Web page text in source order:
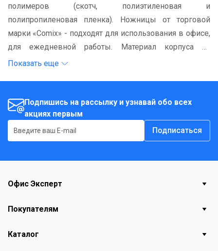
полимеров (скотч, полиэтиленовая и
полипропиленовая пленка). Ножницы от торговой
марки «Comix» - подходят для использования в офисе,
для ежедневной работы. Материал корпуса из
нержавеющей стали, ручки из пластика.
Показать еще
Подпишись на рассылку и узнавай обо всех
акциях первым
Подписаться
Офис Эксперт
Покупателям
Каталог